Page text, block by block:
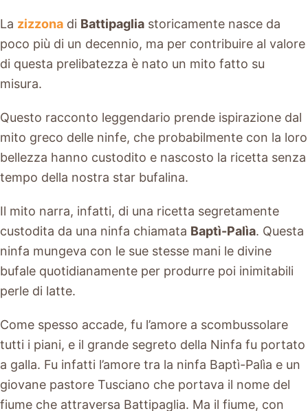
La zizzona di Battipaglia storicamente nasce da
poco più di un decennio, ma per contribuire al valore
di questa prelibatezza è nato un mito fatto su
misura.
Questo racconto leggendario prende ispirazione dal
mito greco delle ninfe, che probabilmente con la loro
bellezza hanno custodito e nascosto la ricetta senza
tempo della nostra star bufalina.
Il mito narra, infatti, di una ricetta segretamente
custodita da una ninfa chiamata Baptì-Palìa. Questa
ninfa mungeva con le sue stesse mani le divine
bufale quotidianamente per produrre poi inimitabili
perle di latte.
Come spesso accade, fu l’amore a scombussolare
tutti i piani, e il grande segreto della Ninfa fu portato
a galla. Fu infatti l’amore tra la ninfa Baptì-Palìa e un
giovane pastore Tusciano che portava il nome del
fiume che attraversa Battipaglia. Ma il fiume, con